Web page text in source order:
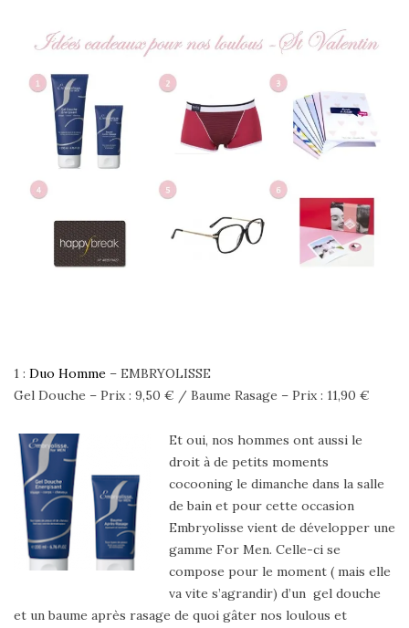
1 : Duo Homme – EMBRYOLISSE
Gel Douche – Prix : 9,50 € / Baume Rasage – Prix : 11,90 €
Et oui, nos hommes ont aussi le
droit à de petits moments
cocooning le dimanche dans la salle
de bain et pour cette occasion
Embryolisse vient de développer une
gamme For Men. Celle-ci se
compose pour le moment ( mais elle
va vite s’agrandir) d’un gel douche
et un baume après rasage de quoi gâter nos loulous et